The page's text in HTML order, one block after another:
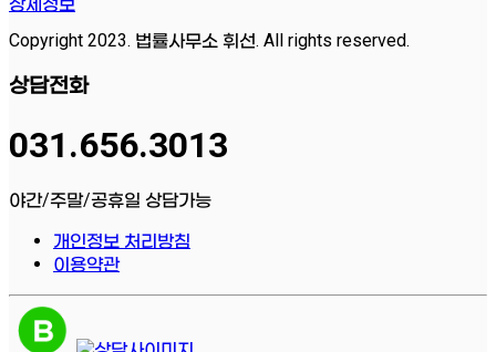
상세정보
Copyright 2023. 법률사무소 휘선. All rights reserved.
상담전화
031.656.3013
야간/주말/공휴일 상담가능
개인정보 처리방침
이용약관